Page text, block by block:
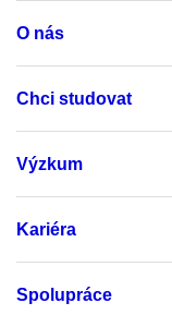
O nás
Chci studovat
Výzkum
Kariéra
Spolupráce